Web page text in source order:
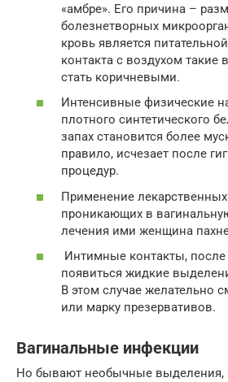
«амбре». Его причина –
болезнетворных
кровь является
контакта с воздухом такие
стать коричневыми.
Интенсивные физические
плотного синтетического
запах становится более
правило, исчезает после
процедур.
Применение
проникающих в
лечения ими женщина
Интимные контакты, после
появиться жидкие
В этом случае желательно
или марку презервативов.
Вагинальные инфекции
Но бывают необычные выделения,